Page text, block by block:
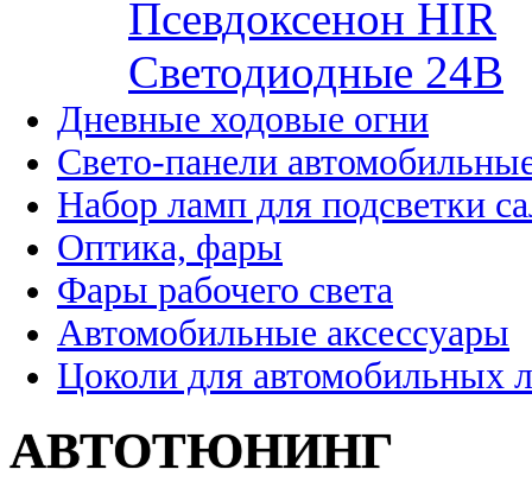
Псевдоксенон HIR
Cветодиодные 24B
Дневные ходовые огни
Свето-панели
Набор ламп для подсветки
Оптика, фары
Фары рабочего света
Автомобильные аксессуары
Цоколи для автомобильных
АВТОТЮНИНГ